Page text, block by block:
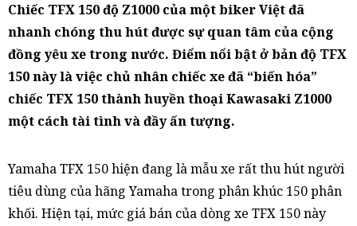
Chiếc TFX 150 độ Z1000 của một biker Việt đã
nhanh chóng thu hút được sự quan tâm của cộng
đồng yêu xe trong nước. Điểm nổi bật ở bản độ TFX
150 này là việc chủ nhân chiếc xe đã “biến hóa”
chiếc TFX 150 thành huyền thoại Kawasaki Z1000
một cách tài tình và đầy ấn tượng.
Yamaha TFX 150 hiện đang là mẫu xe rất thu hút người
tiêu dùng của hãng Yamaha trong phân khúc 150 phân
khối. Hiện tại, mức giá bán của dòng xe TFX 150 này